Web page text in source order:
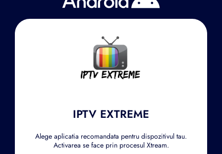
IPTV EXTREME
Alege aplicatia recomandata pentru dispozitivul tau.
Activarea se face prin procesul Xtream.